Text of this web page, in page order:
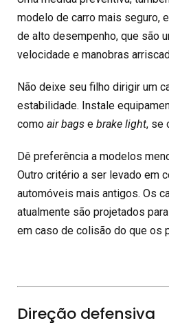
modelo de carro mais seguro,
de alto desempenho, que são
velocidade e manobras
Não deixe seu filho dirigir um
estabilidade. Instale
como air bags e brake light, se
Dê preferência a modelos
Outro critério a ser levado em
automóveis mais antigos. Os
atualmente são projetados
em caso de colisão do que os
Direção defensiva